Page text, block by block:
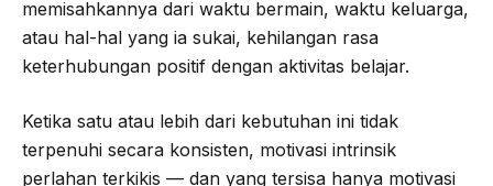
memisahkannya dari waktu bermain, waktu keluarga,
atau hal-hal yang ia sukai, kehilangan rasa
keterhubungan positif dengan aktivitas belajar.
Ketika satu atau lebih dari kebutuhan ini tidak
terpenuhi secara konsisten, motivasi intrinsik
perlahan terkikis — dan yang tersisa hanya motivasi